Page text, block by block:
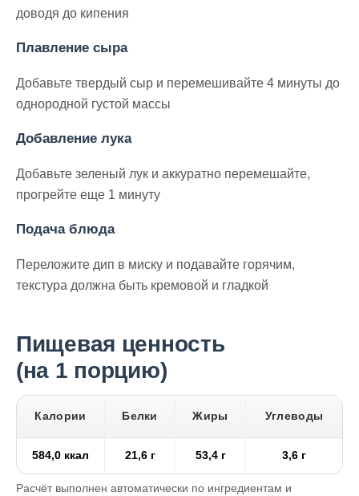
доводя до кипения
Плавление сыра
Добавьте твердый сыр и перемешивайте 4 минуты до
однородной густой массы
Добавление лука
Добавьте зеленый лук и аккуратно перемешайте,
прогрейте еще 1 минуту
Подача блюда
Переложите дип в миску и подавайте горячим,
текстура должна быть кремовой и гладкой
Пищевая ценность
(на 1 порцию)
Калории Белки Жиры Углеводы
584,0 ккал 21,6 г 53,4 г 3,6 г
Расчёт выполнен автоматически по ингредиентам и